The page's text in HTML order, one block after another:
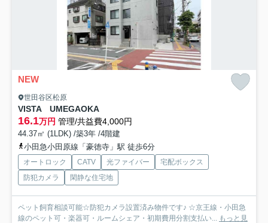
NEW
世田谷区松原
VISTA UMEGAOKA
16.1万円 管理/共益費4,000円
44.37㎡ (1LDK) /築3年 /4階建
小田急小田原線「豪徳寺」駅 徒歩6分
オートロック CATV 光ファイバー
宅配ボックス
防犯カメラ
閑静な住宅地
ペット飼育相談可能☆防犯カメラ設置済み物件です♪ ☆京王線・小田急
線のペット可・楽器可・ルームシェア・初期費用分割支払い...
もっと見